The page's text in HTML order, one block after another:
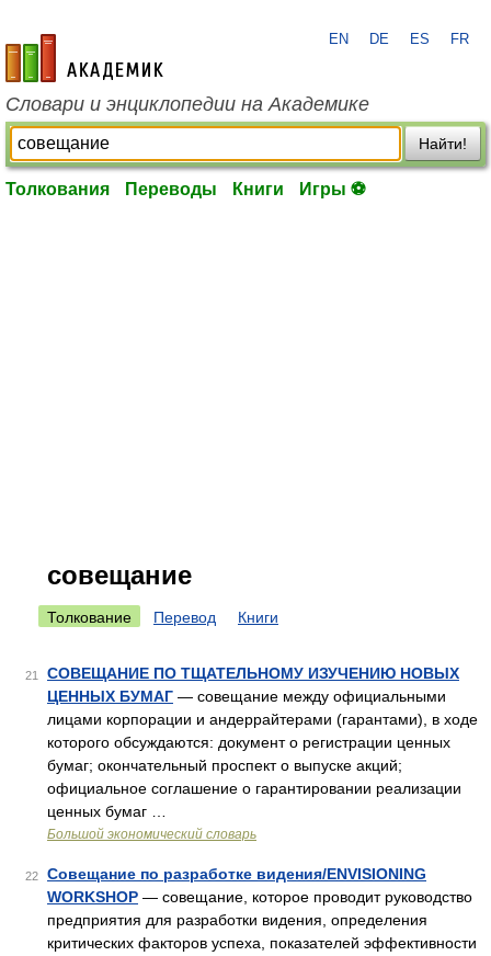
academic.ru
EN DE ES FR
Словари и энциклопедии на Академике
Найти!
Толкования Переводы Книги Игры ⚽
совещание
Толкование Перевод Книги
21
СОВЕЩАНИЕ ПО ТЩАТЕЛЬНОМУ ИЗУЧЕНИЮ НОВЫХ
ЦЕННЫХ БУМАГ — совещание между официальными
лицами корпорации и андеррайтерами (гарантами), в ходе
которого обсуждаются: документ о регистрации ценных
бумаг; окончательный проспект о выпуске акций;
официальное соглашение о гарантировании реализации
ценных бумаг …
Большой экономический словарь
22
Совещание по разработке видения/ENVISIONING
WORKSHOP — совещание, которое проводит руководство
предприятия для разработки видения, определения
критических факторов успеха, показателей эффективности